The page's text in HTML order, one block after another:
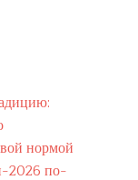
нормой
2026 по-